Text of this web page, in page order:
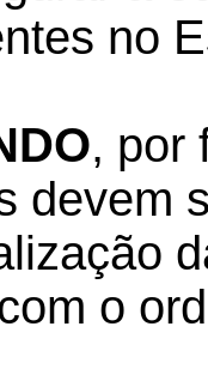
no
, por
devem
o